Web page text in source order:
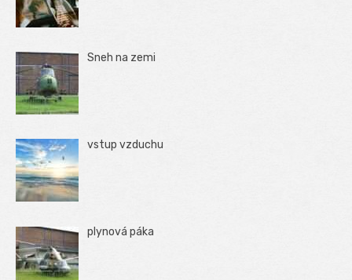
Sneh na zemi
vstup vzduchu
plynová páka